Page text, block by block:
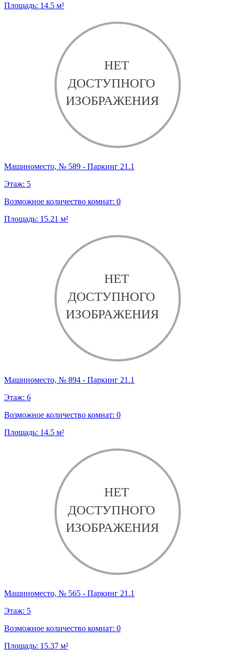
Площадь: 14.5 м²
Машиноместо, № 589 - Паркинг 21.1
Этаж: 5
Возможное количество комнат: 0
Площадь: 15.21 м²
Машиноместо, № 894 - Паркинг 21.1
Этаж: 6
Возможное количество комнат: 0
Площадь: 14.5 м²
Машиноместо, № 565 - Паркинг 21.1
Этаж: 5
Возможное количество комнат: 0
Площадь: 15.37 м²